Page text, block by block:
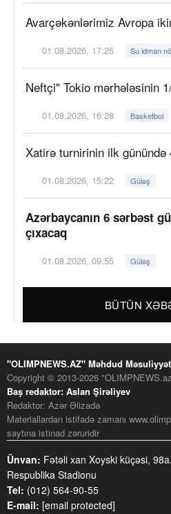
Avarçəkənlərimiz Avropa
01.08.2026, 17:25 Su idman
Neftçi" Tokio mərhələsinin
01.08.2026, 16:28 Basketbol
Xatirə turnirinin ilk günündə
01.08.2026, 15:22 Güləş
Azərbaycanın 6 sərbəst
çıxacaq
01.08.2026, 09:55 Güləş
BÜTÜN
"OLIMPNEWS.AZ" Məhdud
Copyright © 2013-2026
Baş redaktor: Aslan Şirəliyev
Redaktor: Azər Əlizadə
Materiallardan istifadə zamanı
saytına istinad zəruridir
Ünvan: Fətəli xan Xoyski küçəsi,
Respublika Stadionu
Tel: (012) 564-90-55
E-mail: [email protected]